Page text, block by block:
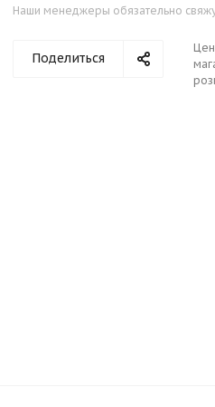
Наши менеджеры обязательно
Поделиться